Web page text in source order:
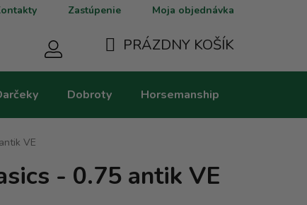
Zastúpenie Moja objednávka
KOŠÍK
PRÁZDNY KOŠÍK
Dobroty Horsemanship
VE
- 0.75 antik VE